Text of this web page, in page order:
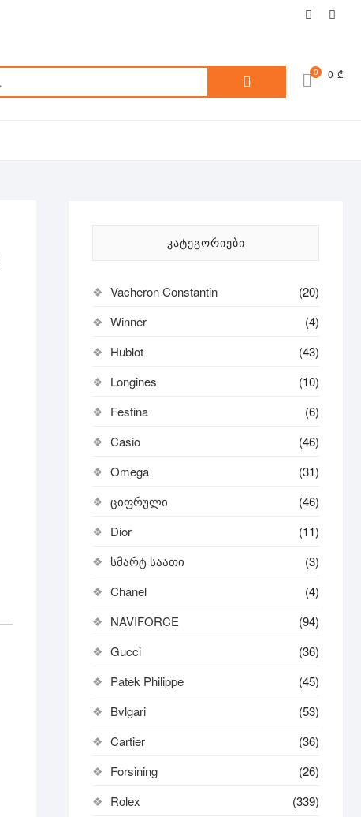
facebook
0 0 ₾
ᲙᲐᲢᲔᲒᲝᲠᲘᲔᲑᲘ
Vacheron Constantin
(20)
Winner
(4)
Hublot
(43)
Longines
(10)
Festina
(6)
Casio
(46)
Omega
(31)
ციფრული
(46)
Dior
(11)
სმარტ საათი
(3)
Chanel
(4)
NAVIFORCE
(94)
Gucci
(36)
Patek Philippe
(45)
Bvlgari
(53)
Cartier
(36)
Forsining
(26)
Rolex
(339)